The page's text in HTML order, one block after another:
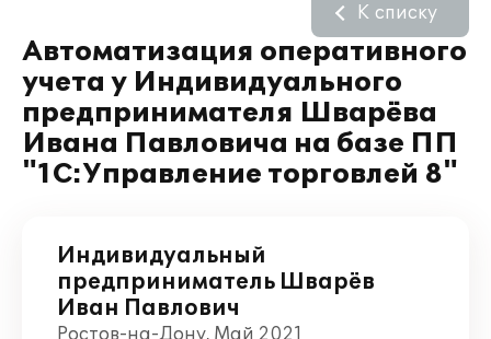
Автоматизация оперативного
учета у Индивидуального
предпринимателя Шварёва
Ивана Павловича на базе ПП
"1С:Управление торговлей 8"
К списку
Индивидуальный
предприниматель Шварёв
Иван Павлович
Ростов-на-Дону, Май 2021